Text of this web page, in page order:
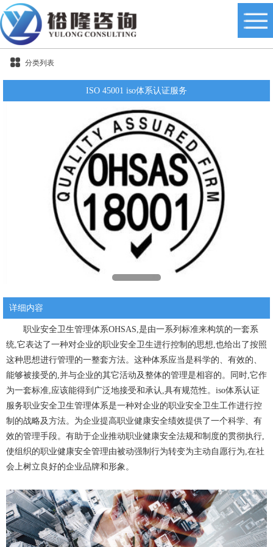
分类列表
ISO 45001 iso体系认证服务
详细内容
职业安全卫生管理体系OHSAS,是由一系列标准来构筑的一套系
统,它表达了一种对企业的职业安全卫生进行控制的思想,也给出了按照
这种思想进行管理的一整套方法。这种体系应当是科学的、有效的、
能够被接受的,并与企业的其它活动及整体的管理是相容的。同时,它作
为一套标准,应该能得到广泛地接受和承认,具有规范性。iso体系认证
服务职业安全卫生管理体系是一种对企业的职业安全卫生工作进行控
制的战略及方法。为企业提高职业健康安全绩效提供了一个科学、有
效的管理手段。有助于企业推动职业健康安全法规和制度的贯彻执行,
使组织的职业健康安全管理由被动强制行为转变为主动自愿行为,在社
会上树立良好的企业品牌和形象。